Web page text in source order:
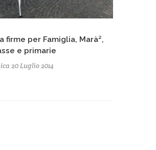
firme per Famiglia, Marà²,
e primarie
20 Luglio 2014